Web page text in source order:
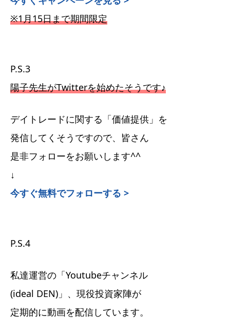
※1月15日まで期間限定
P.S.3
陽子先生がTwitterを始めたそうです♪
デイトレードに関する「価値提供」を
発信してくそうですので、皆さん
是非フォローをお願いします^^
↓
今すぐ無料でフォローする >
P.S.4
私達運営の「Youtubeチャンネル
(ideal DEN)」、現役投資家陣が
定期的に動画を配信しています。